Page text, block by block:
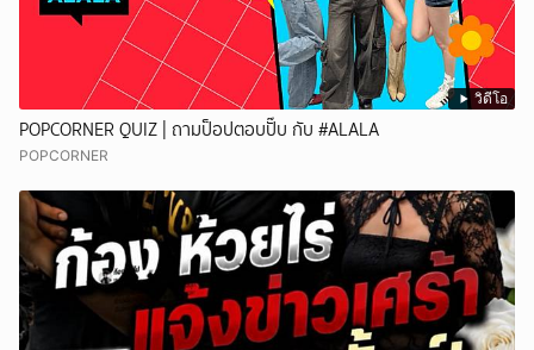
วิดีโอ
POPCORNER QUIZ | ถามป็อปตอบปั๊บ กับ #ALALA
POPCORNER